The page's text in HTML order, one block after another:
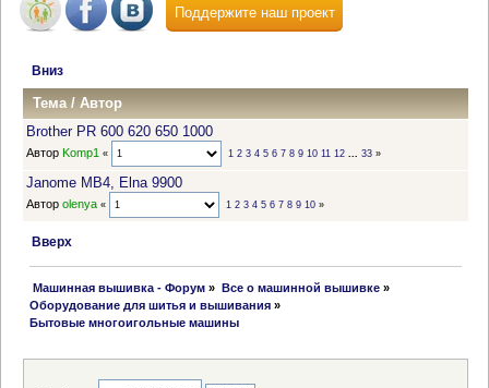
Поддержите наш проект
Вниз
Тема/Автор
Brother PR 600 620 650 1000
Автор Komp1 « 1 2 3 4 5 6 7 8 9 10 11 12 ... 33»
Janome МВ4, Elna 9900
Автор olenya « 1 2 3 4 5 6 7 8 9 10»
Вверх
Машинная вышивка - Форум » Все о машинной вышивке»
Оборудование для шитья и вышивания »
Бытовые многоигольные машины